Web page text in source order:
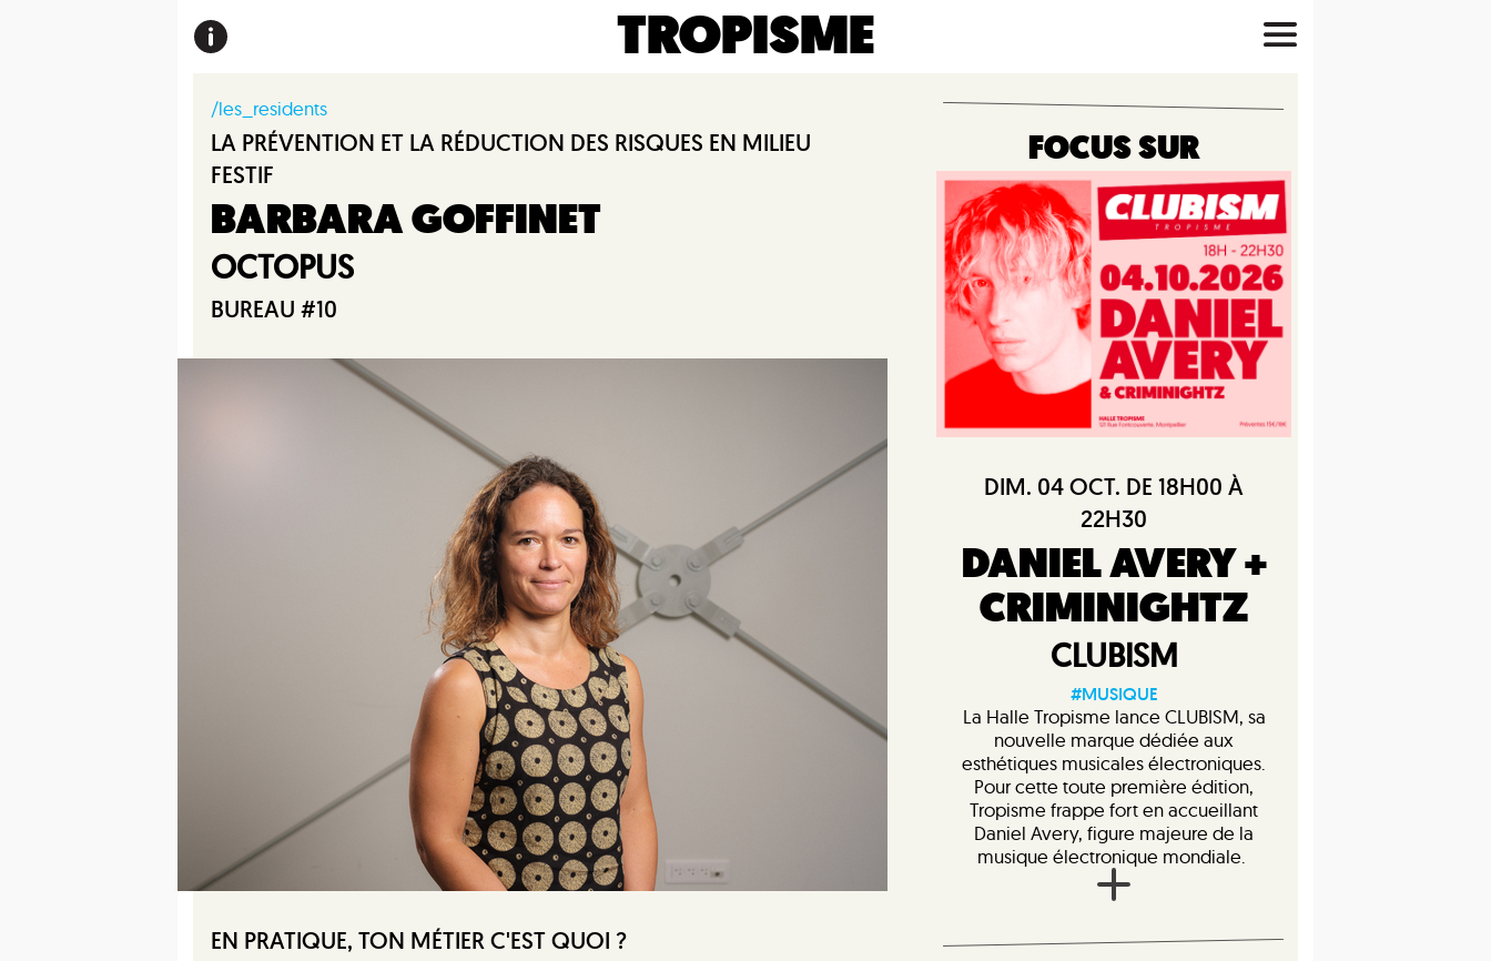
TROPISME
/les_residents
LA PRÉVENTION ET LA RÉDUCTION DES RISQUES EN MILIEU
FESTIF
BARBARA GOFFINET
OCTOPUS
BUREAU #10
EN PRATIQUE, TON MÉTIER C'EST QUOI ?
FOCUS SUR
DIM. 04 OCT. DE 18H00 À
22H30
DANIEL AVERY +
CRIMINIGHTZ
CLUBISM
#MUSIQUE
La Halle Tropisme lance CLUBISM, sa
nouvelle marque dédiée aux
esthétiques musicales électroniques.
Pour cette toute première édition,
Tropisme frappe fort en accueillant
Daniel Avery, figure majeure de la
musique électronique mondiale.